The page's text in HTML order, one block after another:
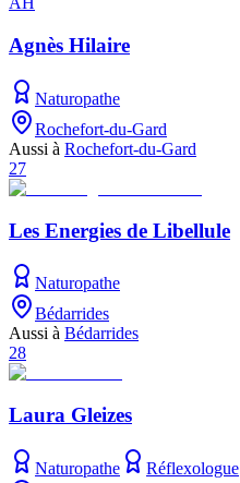
Agnès Hilaire
Naturopathe
Rochefort-du-Gard
Aussi à Rochefort-du-Gard
27
Les Energies de Libellule
Naturopathe
Bédarrides
Aussi à Bédarrides
28
Laura Gleizes
Naturopathe
Réflexologue